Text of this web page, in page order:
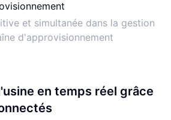
et simultanée dans la gestion
d'approvisionnement
en temps réel grâce